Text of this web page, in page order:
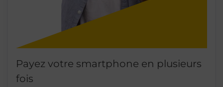
Payez votre smartphone en plusieurs
fois